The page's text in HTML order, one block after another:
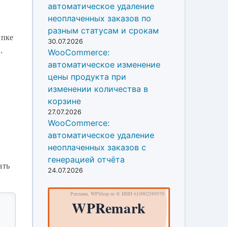
автоматическое удаление
неоплаченных заказов по
разным статусам и срокам
30.07.2026
WooCommerce:
автоматическое изменение
цены продукта при
изменении количества в
корзине
27.07.2026
WooCommerce:
автоматическое удаление
неоплаченных заказов с
генерацией отчёта
24.07.2026